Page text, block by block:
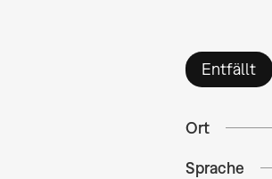
Entfällt
Ort
Sprache